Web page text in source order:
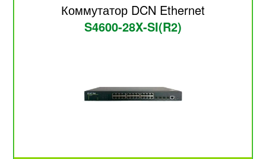
Коммутатор DCN Ethernet
S4600-28X-SI(R2)